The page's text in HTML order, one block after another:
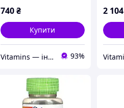
740 ₴
Купити
Vitamins — інтернет-магазин вітамінів та мінералів 93%
2 104